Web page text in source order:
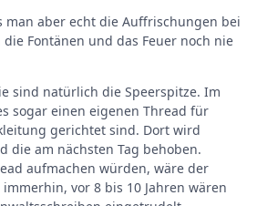
man aber echt die Auffrischungen bei
Fontänen und das Feuer noch nie
sind natürlich die Speerspitze. Im
sogar einen eigenen Thread für
gerichtet sind. Dort wird
die am nächsten Tag behoben.
aufmachen würden, wäre der
vor 8 bis 10 Jahren wären